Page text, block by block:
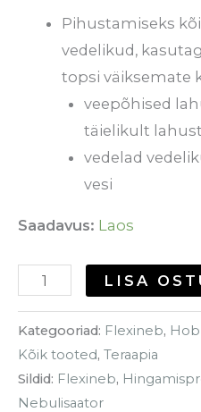
Pihustamiseks
vedelikud,
topsi väiksemate
veepõhised
täielikult
vedelad
vesi
Saadavus: Laos
LISA
Kategooriad: Flexineb,
Kõik tooted, Teraapia
Sildid: Flexineb,
Nebulisaator